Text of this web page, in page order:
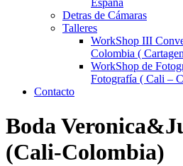
España
Detras de Cámaras
Talleres
WorkShop III
Colombia (
WorkShop de
Fotografía ( Cali –
Contacto
Boda
(Cali-Colombia)